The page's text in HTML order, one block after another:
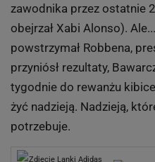
zawodnika przez ostatnie
obejrzał Xabi Alonso).
powstrzymał Robbena,
przyniósł rezultaty,
tygodnie do rewanżu
żyć nadzieją. Nadzieją,
potrzebuje.